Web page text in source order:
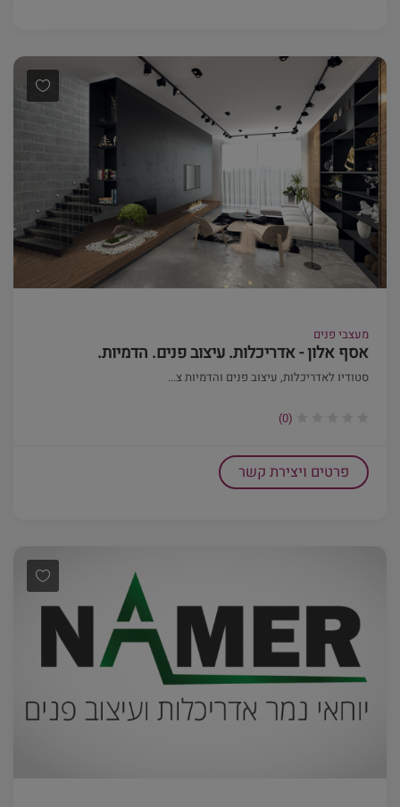
מעצבי פנים
אסף אלון - אדריכלות. עיצוב פנים. הדמיות.
סטודיו לאדריכלות, עיצוב פנים והדמיות צ...
(0)
פרטים ויצירת קשר